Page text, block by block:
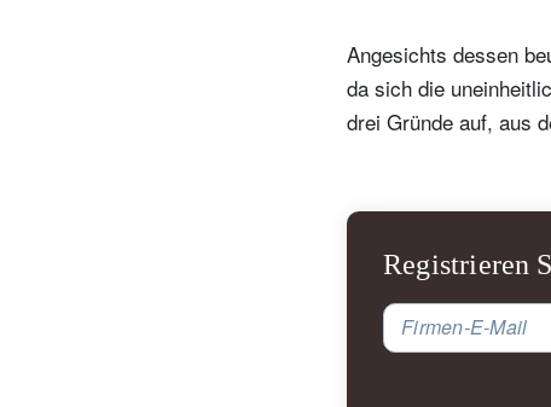
Angesichts dessen
da sich die
drei Gründe auf, aus
Registrieren
Firmen-E-Mail